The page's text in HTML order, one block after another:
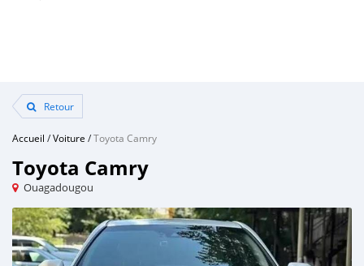
Retour
Accueil /Voiture /Toyota Camry
Toyota Camry
Ouagadougou